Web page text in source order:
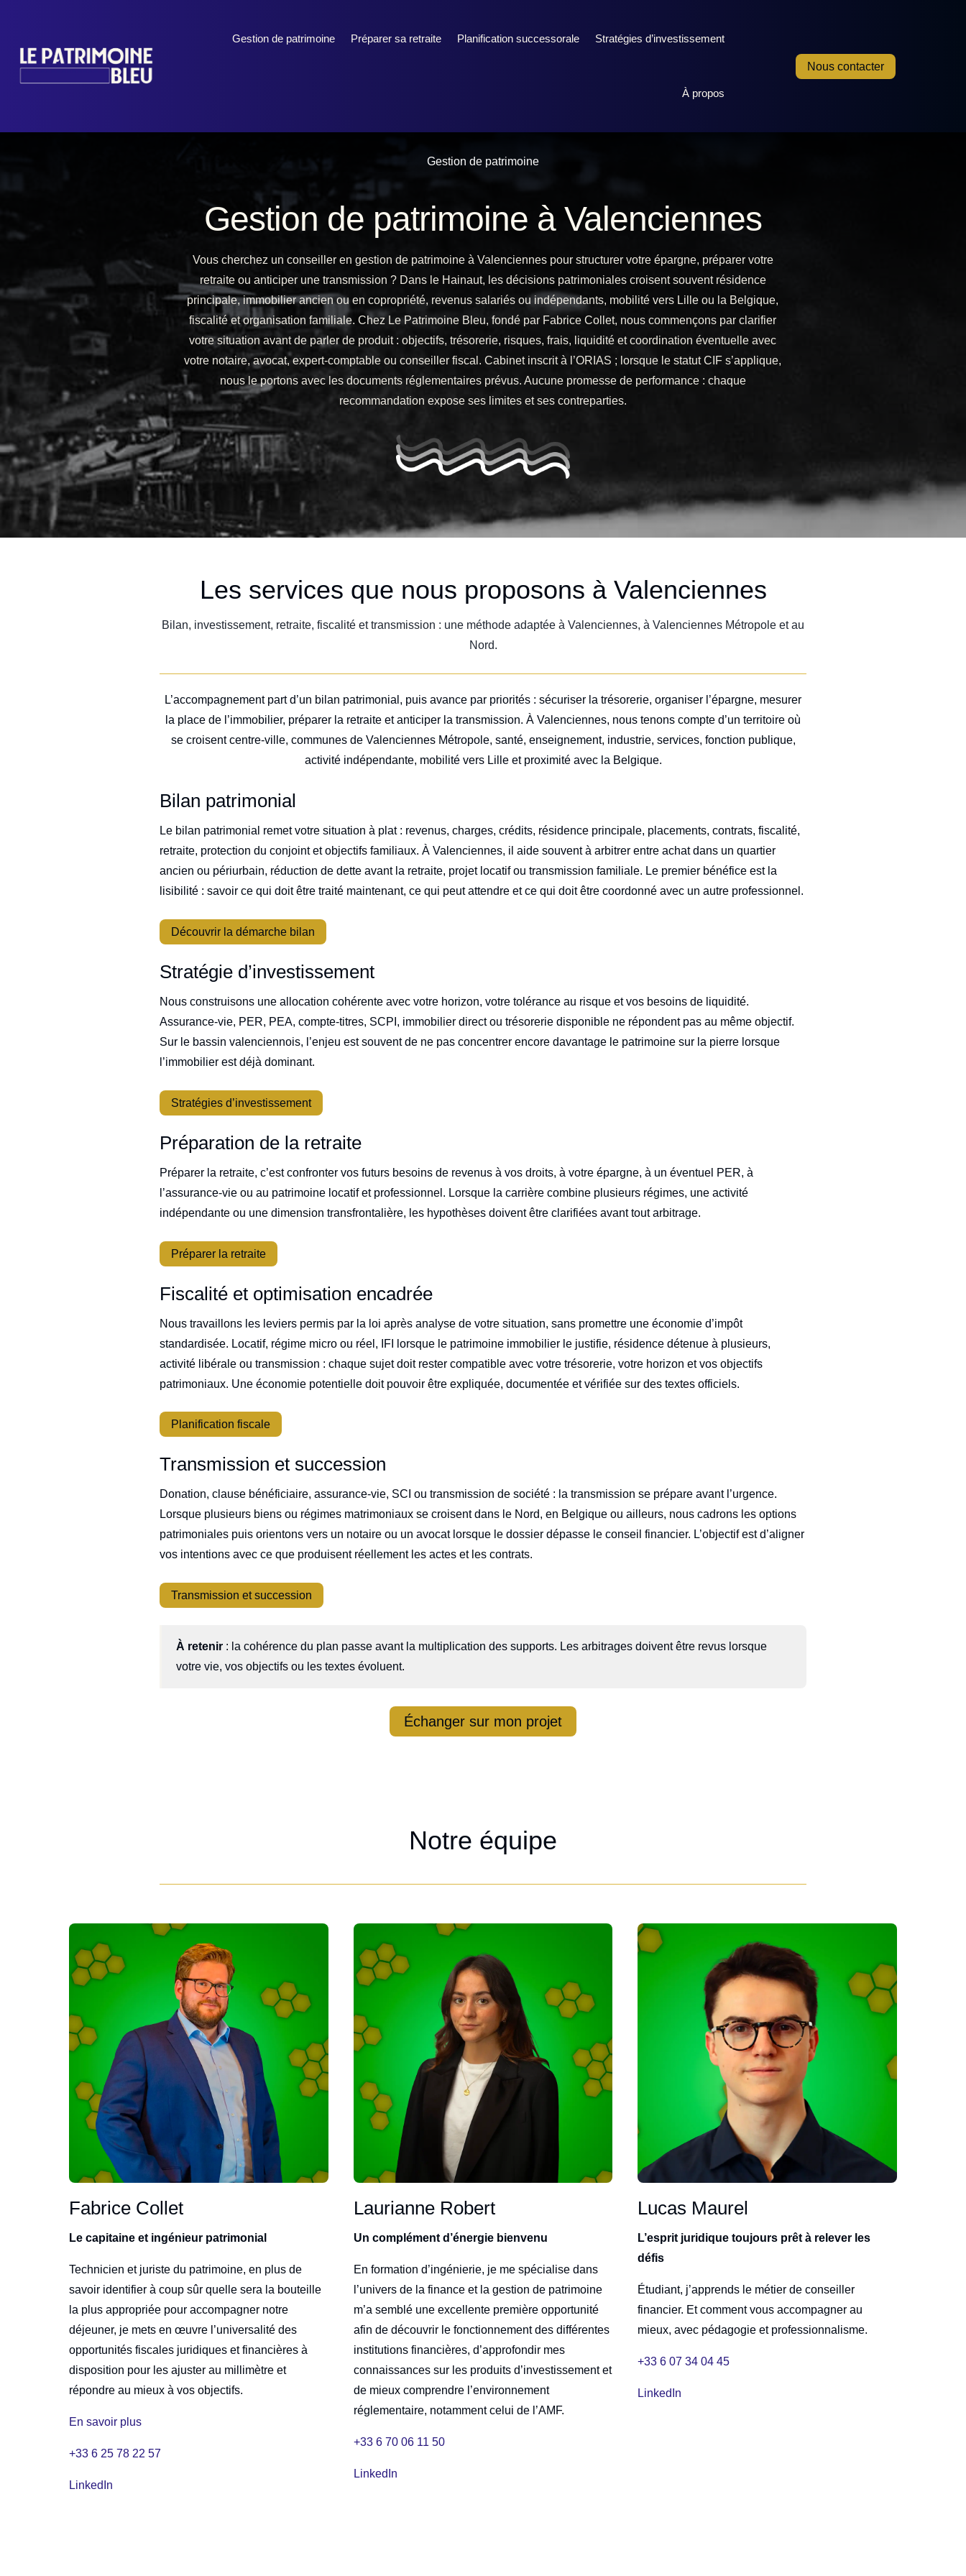
Gestion de patrimoine Préparer sa retraite Planification successorale Stratégies d’investissement
À propos
Nous contacter
Gestion de patrimoine
Gestion de patrimoine à Valenciennes
Vous cherchez un conseiller en gestion de patrimoine à Valenciennes pour structurer votre épargne, préparer votre
retraite ou anticiper une transmission ? Dans le Hainaut, les décisions patrimoniales croisent souvent résidence
principale, immobilier ancien ou en copropriété, revenus salariés ou indépendants, mobilité vers Lille ou la Belgique,
fiscalité et organisation familiale. Chez Le Patrimoine Bleu, fondé par Fabrice Collet, nous commençons par clarifier
votre situation avant de parler de produit : objectifs, trésorerie, risques, frais, liquidité et coordination éventuelle avec
votre notaire, avocat, expert-comptable ou conseiller fiscal. Cabinet inscrit à l’ORIAS ; lorsque le statut CIF s’applique,
nous le portons avec les documents réglementaires prévus. Aucune promesse de performance : chaque
recommandation expose ses limites et ses contreparties.
Les services que nous proposons à Valenciennes
Bilan, investissement, retraite, fiscalité et transmission : une méthode adaptée à Valenciennes, à Valenciennes Métropole et au
Nord.
L’accompagnement part d’un bilan patrimonial, puis avance par priorités : sécuriser la trésorerie, organiser l’épargne, mesurer
la place de l’immobilier, préparer la retraite et anticiper la transmission. À Valenciennes, nous tenons compte d’un territoire où
se croisent centre-ville, communes de Valenciennes Métropole, santé, enseignement, industrie, services, fonction publique,
activité indépendante, mobilité vers Lille et proximité avec la Belgique.
Bilan patrimonial
Le bilan patrimonial remet votre situation à plat : revenus, charges, crédits, résidence principale, placements, contrats, fiscalité,
retraite, protection du conjoint et objectifs familiaux. À Valenciennes, il aide souvent à arbitrer entre achat dans un quartier
ancien ou périurbain, réduction de dette avant la retraite, projet locatif ou transmission familiale. Le premier bénéfice est la
lisibilité : savoir ce qui doit être traité maintenant, ce qui peut attendre et ce qui doit être coordonné avec un autre professionnel.
Découvrir la démarche bilan
Stratégie d’investissement
Nous construisons une allocation cohérente avec votre horizon, votre tolérance au risque et vos besoins de liquidité.
Assurance-vie, PER, PEA, compte-titres, SCPI, immobilier direct ou trésorerie disponible ne répondent pas au même objectif.
Sur le bassin valenciennois, l’enjeu est souvent de ne pas concentrer encore davantage le patrimoine sur la pierre lorsque
l’immobilier est déjà dominant.
Stratégies d’investissement
Préparation de la retraite
Préparer la retraite, c’est confronter vos futurs besoins de revenus à vos droits, à votre épargne, à un éventuel PER, à
l’assurance-vie ou au patrimoine locatif et professionnel. Lorsque la carrière combine plusieurs régimes, une activité
indépendante ou une dimension transfrontalière, les hypothèses doivent être clarifiées avant tout arbitrage.
Préparer la retraite
Fiscalité et optimisation encadrée
Nous travaillons les leviers permis par la loi après analyse de votre situation, sans promettre une économie d’impôt
standardisée. Locatif, régime micro ou réel, IFI lorsque le patrimoine immobilier le justifie, résidence détenue à plusieurs,
activité libérale ou transmission : chaque sujet doit rester compatible avec votre trésorerie, votre horizon et vos objectifs
patrimoniaux. Une économie potentielle doit pouvoir être expliquée, documentée et vérifiée sur des textes officiels.
Planification fiscale
Transmission et succession
Donation, clause bénéficiaire, assurance-vie, SCI ou transmission de société : la transmission se prépare avant l’urgence.
Lorsque plusieurs biens ou régimes matrimoniaux se croisent dans le Nord, en Belgique ou ailleurs, nous cadrons les options
patrimoniales puis orientons vers un notaire ou un avocat lorsque le dossier dépasse le conseil financier. L’objectif est d’aligner
vos intentions avec ce que produisent réellement les actes et les contrats.
Transmission et succession
À retenir : la cohérence du plan passe avant la multiplication des supports. Les arbitrages doivent être revus lorsque
votre vie, vos objectifs ou les textes évoluent.
Échanger sur mon projet
Notre équipe
Fabrice Collet
Le capitaine et ingénieur patrimonial
Technicien et juriste du patrimoine, en plus de
savoir identifier à coup sûr quelle sera la bouteille
la plus appropriée pour accompagner notre
déjeuner, je mets en œuvre l’universalité des
opportunités fiscales juridiques et financières à
disposition pour les ajuster au millimètre et
répondre au mieux à vos objectifs.
En savoir plus
+33 6 25 78 22 57
LinkedIn
Laurianne Robert
Un complément d’énergie bienvenu
En formation d’ingénierie, je me spécialise dans
l’univers de la finance et la gestion de patrimoine
m’a semblé une excellente première opportunité
afin de découvrir le fonctionnement des différentes
institutions financières, d’approfondir mes
connaissances sur les produits d’investissement et
de mieux comprendre l’environnement
réglementaire, notamment celui de l’AMF.
+33 6 70 06 11 50
LinkedIn
Lucas Maurel
L’esprit juridique toujours prêt à relever les
défis
Étudiant, j’apprends le métier de conseiller
financier. Et comment vous accompagner au
mieux, avec pédagogie et professionnalisme.
+33 6 07 34 04 45
LinkedIn